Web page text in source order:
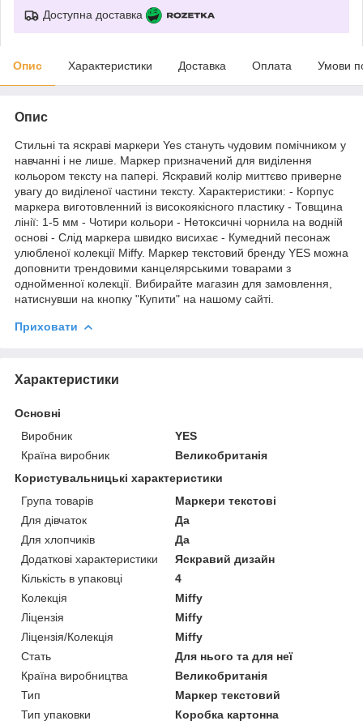
Доступна доставка
Опис Характеристики Доставка Оплата Умови
Опис
Стильні та яскраві маркери Yes стануть чудовим помічником у
навчанні і не лише. Маркер призначений для виділення
кольором тексту на папері. Яскравий колір миттєво приверне
увагу до виділеної частини тексту. Характеристики: - Корпус
маркера виготовленний із високоякісного пластику - Товщина
лінії: 1-5 мм - Чотири кольори - Нетоксичні чорнила на водній
основі - Слід маркера швидко висихає - Кумедний песонаж
улюбленої колекції Miffy. Маркер текстовий бренду YES можна
доповнити трендовими канцелярськими товарами з
однойменної колекції. Вибирайте магазин для замовлення,
натиснувши на кнопку "Купити" на нашому сайті.
Приховати
Характеристики
Основні
Виробник
YES
Країна виробник
Великобританія
Користувальницькі характеристики
Група товарів
Маркери текстові
Для дівчаток
Да
Для хлопчиків
Да
Додаткові характеристики
Яскравий дизайн
Кількість в упаковці
4
Колекція
Miffy
Ліцензія
Miffy
Ліцензія/Колекція
Miffy
Стать
Для нього та для неї
Країна виробництва
Великобританія
Тип
Маркер текстовий
Тип упаковки
Коробка картонна